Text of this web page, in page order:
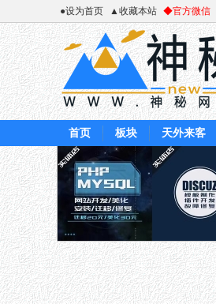
●设为首页 ▲收藏本站 ◆官方微信
首页 板块 天外来客